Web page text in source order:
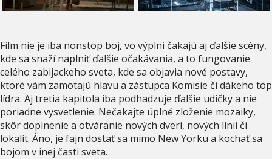
Film nie je iba nonstop boj, vo výplni čakajú aj ďalšie scény,
kde sa snaží naplniť ďalšie očakávania, a to fungovanie
celého zabijackeho sveta, kde sa objavia nové postavy,
ktoré vám zamotajú hlavu a zástupca Komisie či dákeho top
lídra. Aj tretia kapitola iba podhadzuje ďalšie udičky a nie
poriadne vysvetlenie. Nečakajte úplné zloženie mozaiky,
skôr doplnenie a otváranie nových dverí, nových línií či
lokalít. Áno, je fajn dostať sa mimo New Yorku a kochať sa
bojom v inej časti sveta.